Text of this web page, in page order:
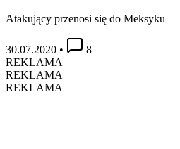
Atakujący przenosi się do Meksyku
30.07.2020 •
8
REKLAMA
REKLAMA
REKLAMA